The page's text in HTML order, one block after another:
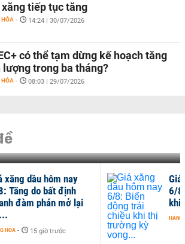
xăng tiếp tục tăng
HÓA - 14:24 | 30/07/2026
có thể tạm dừng kế hoạch tăng
lượng trong ba tháng?
HÓA - 08:03 | 29/07/2026
xăng dầu hôm nay
Tăng do bất định
đàm phán mở lại
HÓA - 15 giờ trước
Giá
6/
khi
HÀNG